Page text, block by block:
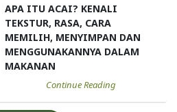
APA ITU ACAI? KENALI
TEKSTUR, RASA, CARA
MEMILIH, MENYIMPAN DAN
MENGGUNAKANNYA DALAM
MAKANAN
Continue Reading